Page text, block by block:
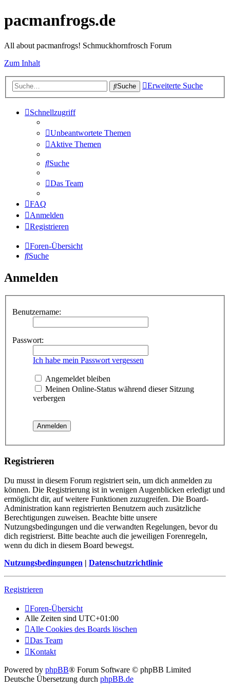
pacmanfrogs.de
All about pacmanfrogs! Schmuckhornfrosch Forum
Zum Inhalt
Suche Erweiterte Suche
Schnellzugriff
Unbeantwortete Themen
Aktive Themen
Suche
Das Team
FAQ
Anmelden
Registrieren
Foren-Übersicht
Suche
Anmelden
Benutzername:
Passwort:
Ich habe mein Passwort vergessen
Angemeldet bleiben
Meinen Online-Status während dieser Sitzung
verbergen
Registrieren
Du musst in diesem Forum registriert sein, um dich anmelden zu
können. Die Registrierung ist in wenigen Augenblicken erledigt und
ermöglicht dir, auf weitere Funktionen zuzugreifen. Die Board-
Administration kann registrierten Benutzern auch zusätzliche
Berechtigungen zuweisen. Beachte bitte unsere
Nutzungsbedingungen und die verwandten Regelungen, bevor du
dich registrierst. Bitte beachte auch die jeweiligen Forenregeln,
wenn du dich in diesem Board bewegst.
Nutzungsbedingungen | Datenschutzrichtlinie
Registrieren
Foren-Übersicht
Alle Zeiten sind UTC+01:00
Alle Cookies des Boards löschen
Das Team
Kontakt
Powered by phpBB® Forum Software © phpBB Limited
Deutsche Übersetzung durch phpBB.de